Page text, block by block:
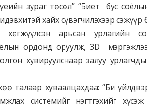
зураг төсөл” “Биет бус
хайх сүвэгчилэхээр сэжүүр
арьсан урлагийн
ордонд оруулж, 3D
хувируулснаар залуу
талаар хуваалцахдаа: “Би
системийг нэгтгэхийг